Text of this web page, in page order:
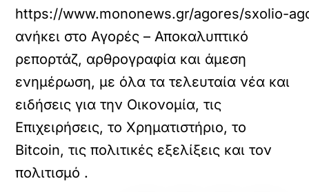
https://www.mononews.gr/agores/sxolio-
ανήκει στοΑγορές – Αποκαλυπτικό
ρεπορτάζ, αρθρογραφία και άμεση
ενημέρωση, με όλα τα τελευταία νέα και
ειδήσεις για την Οικονομία, τις
Επιχειρήσεις, το Χρηματιστήριο, το
Bitcoin, τις πολιτικές εξελίξεις και τον
πολιτισμό .